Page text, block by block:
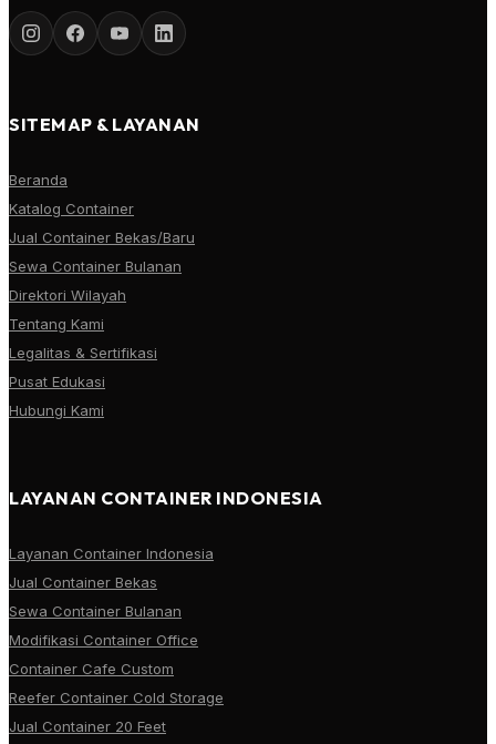
SITEMAP & LAYANAN
Beranda
Katalog Container
Jual Container Bekas/Baru
Sewa Container Bulanan
Direktori Wilayah
Tentang Kami
Legalitas & Sertifikasi
Pusat Edukasi
Hubungi Kami
LAYANAN CONTAINER INDONESIA
Layanan Container Indonesia
Jual Container Bekas
Sewa Container Bulanan
Modifikasi Container Office
Container Cafe Custom
Reefer Container Cold Storage
Jual Container 20 Feet